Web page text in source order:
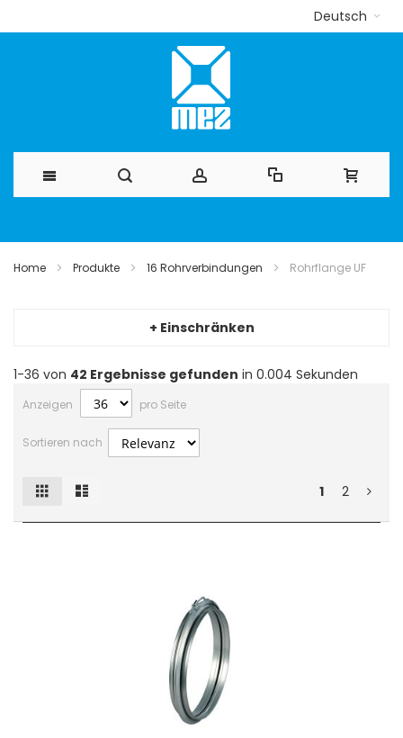
Deutsch
Home Produkte 16 Rohrverbindungen Rohrflange UF
+ Einschränken
1-36 von 42 Ergebnisse gefunden in 0.004 Sekunden
Anzeigen pro Seite
Sortieren nach
1 2
Ansicht
als
Raster